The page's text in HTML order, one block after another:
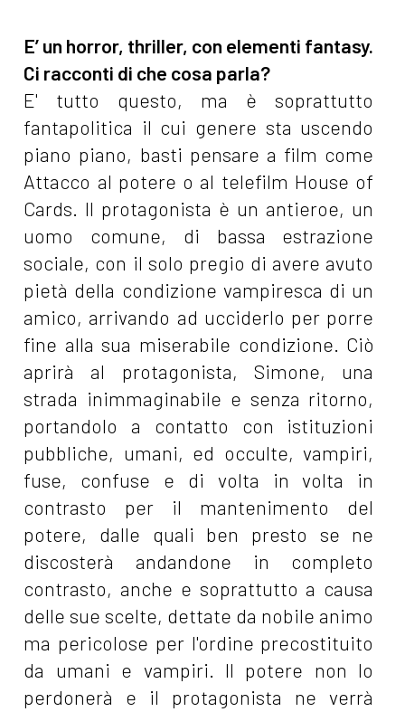
E’ un horror, thriller, con elementi fantasy.
Ci racconti di che cosa parla?
E' tutto questo, ma è soprattutto
fantapolitica il cui genere sta uscendo
piano piano, basti pensare a film come
Attacco al potere o al telefilm House of
Cards. Il protagonista è un antieroe, un
uomo comune, di bassa estrazione
sociale, con il solo pregio di avere avuto
pietà della condizione vampiresca di un
amico, arrivando ad ucciderlo per porre
fine alla sua miserabile condizione. Ciò
aprirà al protagonista, Simone, una
strada inimmaginabile e senza ritorno,
portandolo a contatto con istituzioni
pubbliche, umani, ed occulte, vampiri,
fuse, confuse e di volta in volta in
contrasto per il mantenimento del
potere, dalle quali ben presto se ne
discosterà andandone in completo
contrasto, anche e soprattutto a causa
delle sue scelte, dettate da nobile animo
ma pericolose per l'ordine precostituito
da umani e vampiri. Il potere non lo
perdonerà e il protagonista ne verrà